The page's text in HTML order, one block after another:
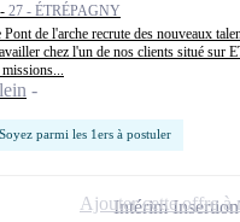
27 - ÉTRÉPAGNY
de l'arche recrute des nouveaux
chez l'un de nos clients situé sur
Soyez parmi les 1ers à postuler
Intérim Insertion
Ajouter cette offre à